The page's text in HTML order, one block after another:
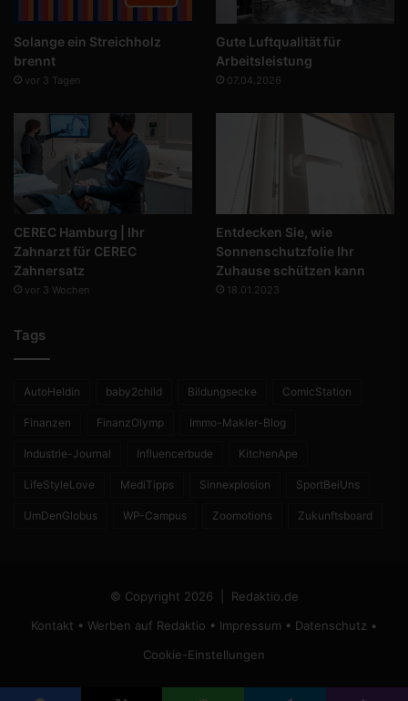
Solange ein Streichholz
brennt
vor 3 Tagen
Gute Luftqualität für
Arbeitsleistung
07.04.2026
CEREC Hamburg | Ihr
Zahnarzt für CEREC
Zahnersatz
vor 3 Wochen
Entdecken Sie, wie
Sonnenschutzfolie Ihr
Zuhause schützen kann
18.01.2023
Tags
AutoHeldin baby2child Bildungsecke ComicStation
Finanzen FinanzOlymp Immo-Makler-Blog
Industrie-Journal Influencerbude KitchenApe
LifeStyleLove MediTipps Sinnexplosion SportBeiUns
UmDenGlobus WP-Campus Zoomotions Zukunftsboard
© Copyright 2026 | Redaktio.de
Kontakt • Werben auf Redaktio • Impressum • Datenschutz •
Cookie-Einstellungen